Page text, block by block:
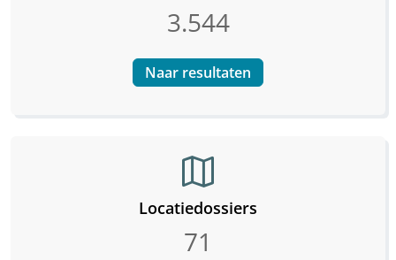
3.544
Naar resultaten
map
Locatiedossiers
71